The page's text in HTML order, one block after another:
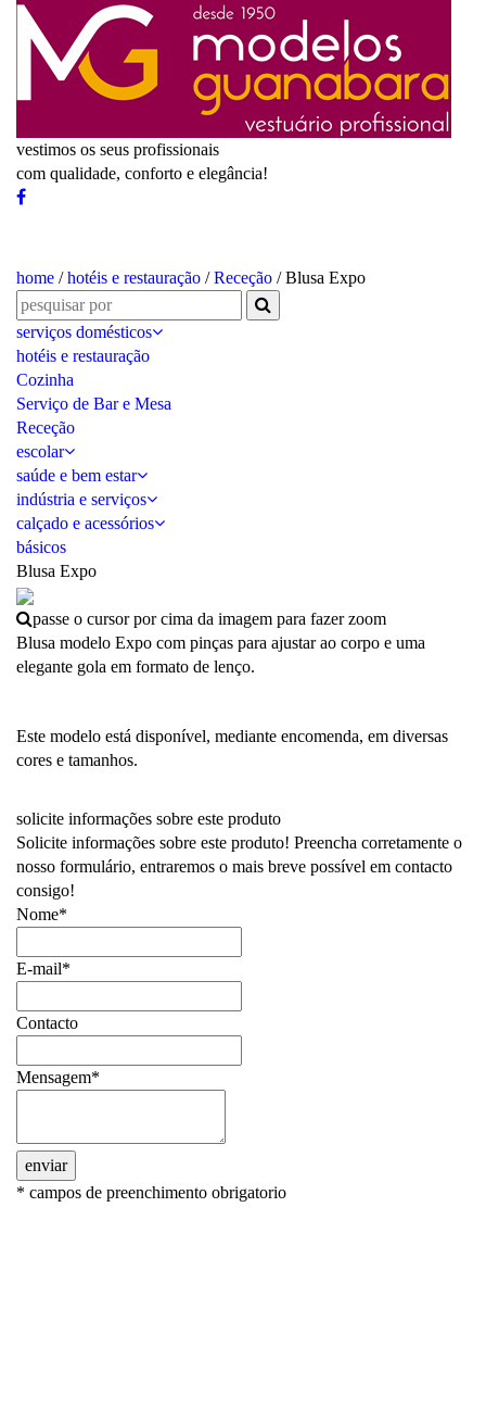
vestimos os seus profissionais
com qualidade, conforto e elegância!
home /hotéis e restauração /Receção / Blusa Expo
serviços domésticos
hotéis e restauração
Cozinha
Serviço de Bar e Mesa
Receção
escolar
saúde e bem estar
indústria e serviços
calçado e acessórios
básicos
Blusa Expo
passe o cursor por cima da imagem para fazer zoom
Blusa modelo Expo com pinças para ajustar ao corpo e uma
elegante gola em formato de lenço.
Este modelo está disponível, mediante encomenda, em diversas
cores e tamanhos.
solicite informações sobre este produto
Solicite informações sobre este produto! Preencha corretamente o
nosso formulário, entraremos o mais breve possível em contacto
consigo!
Nome*
E-mail*
Contacto
Mensagem*
enviar
* campos de preenchimento obrigatorio